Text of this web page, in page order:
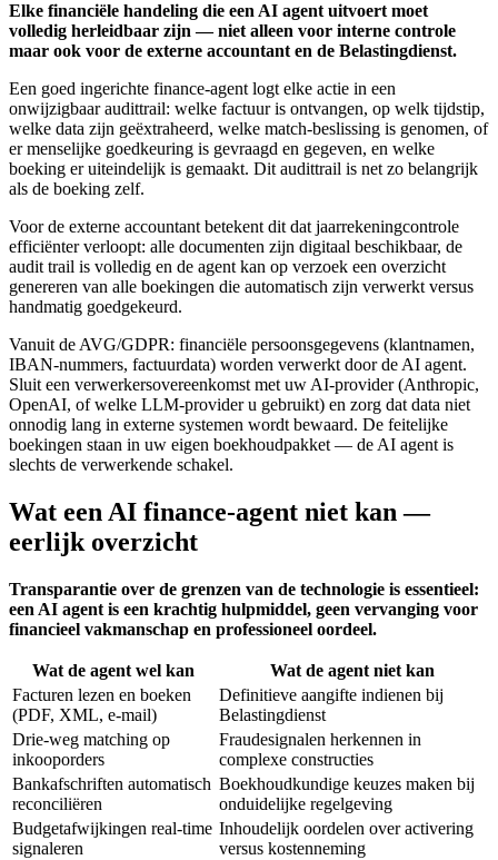
Elke financiële handeling die een AI agent uitvoert moet
volledig herleidbaar zijn — niet alleen voor interne controle
maar ook voor de externe accountant en de Belastingdienst.
Een goed ingerichte finance-agent logt elke actie in een
onwijzigbaar audittrail: welke factuur is ontvangen, op welk tijdstip,
welke data zijn geëxtraheerd, welke match-beslissing is genomen, of
er menselijke goedkeuring is gevraagd en gegeven, en welke
boeking er uiteindelijk is gemaakt. Dit audittrail is net zo belangrijk
als de boeking zelf.
Voor de externe accountant betekent dit dat jaarrekeningcontrole
efficiënter verloopt: alle documenten zijn digitaal beschikbaar, de
audit trail is volledig en de agent kan op verzoek een overzicht
genereren van alle boekingen die automatisch zijn verwerkt versus
handmatig goedgekeurd.
Vanuit de AVG/GDPR: financiële persoonsgegevens (klantnamen,
IBAN-nummers, factuurdata) worden verwerkt door de AI agent.
Sluit een verwerkersovereenkomst met uw AI-provider (Anthropic,
OpenAI, of welke LLM-provider u gebruikt) en zorg dat data niet
onnodig lang in externe systemen wordt bewaard. De feitelijke
boekingen staan in uw eigen boekhoudpakket — de AI agent is
slechts de verwerkende schakel.
Wat een AI finance-agent niet kan —
eerlijk overzicht
Transparantie over de grenzen van de technologie is essentieel:
een AI agent is een krachtig hulpmiddel, geen vervanging voor
financieel vakmanschap en professioneel oordeel.
Wat de agent wel kan
Wat de agent niet kan
Facturen lezen en boeken
(PDF, XML, e-mail)
Definitieve aangifte indienen bij
Belastingdienst
Drie-weg matching op
inkooporders
Fraudesignalen herkennen in
complexe constructies
Bankafschriften automatisch
reconciliëren
Boekhoudkundige keuzes maken bij
onduidelijke regelgeving
Budgetafwijkingen real-time
signaleren
Inhoudelijk oordelen over activering
versus kostenneming